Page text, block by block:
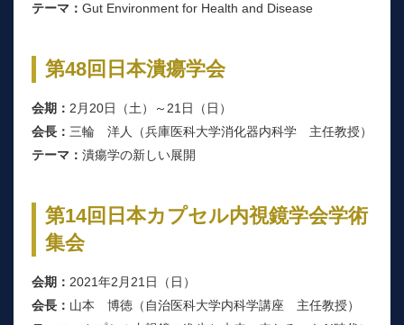
テーマ： Gut Environment for Health and Disease
第48回日本潰瘍学会
会期： 2月20日（土）～21日（日）
会長： 三輪 洋人（兵庫医科大学消化器内科学 主任教授）
テーマ： 潰瘍学の新しい展開
第14回日本カプセル内視鏡学会学術
集会
会期： 2021年2月21日（日）
会長： 山本 博徳（自治医科大学内科学講座 主任教授）